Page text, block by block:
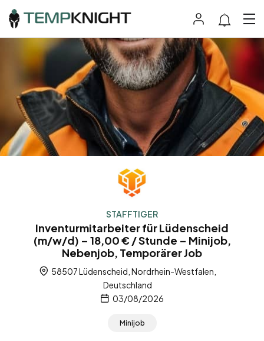
STAFFTIGER
Inventurmitarbeiter für Lüdenscheid
(m/w/d) – 18,00 € / Stunde – Minijob,
Nebenjob, Temporärer Job
58507 Lüdenscheid, Nordrhein-Westfalen,
Deutschland
03/08/2026
Minijob